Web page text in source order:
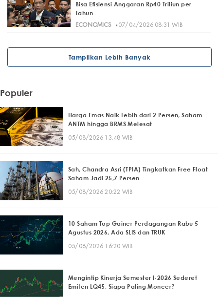
Bisa Efisiensi Anggaran Rp40 Triliun per
Tahun
ECONOMICS· 07/04/2026 08:31 WIB
Tampilkan Lebih Banyak
Populer
Harga Emas Naik Lebih dari 2 Persen, Saham
ANTM hingga BRMS Melesat
05/08/2026 13:48 WIB
Sah, Chandra Asri (TPIA) Tingkatkan Free Float
Saham Jadi 25,7 Persen
05/08/2026 20:22 WIB
10 Saham Top Gainer Perdagangan Rabu 5
Agustus 2026, Ada SLIS dan TRUK
05/08/2026 16:20 WIB
Mengintip Kinerja Semester I-2026 Sederet
Emiten LQ45, Siapa Paling Moncer?